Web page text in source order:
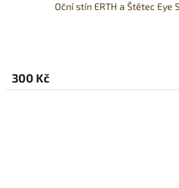
Oční stín ERTH a Štětec Eye
300 Kč